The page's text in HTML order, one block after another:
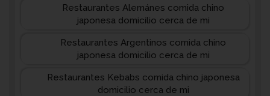
Restaurantes Alemánes comida chino
japonesa domicilio cerca de mi
Restaurantes Argentinos comida chino
japonesa domicilio cerca de mi
Restaurantes Kebabs comida chino japonesa
domicilio cerca de mi